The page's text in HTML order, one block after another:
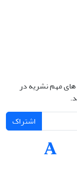
های مهم نشریه در
اشتراک